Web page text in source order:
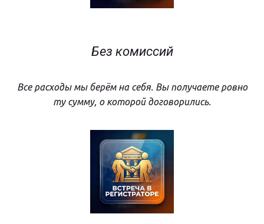
Без комиссий
Все расходы мы берём на себя. Вы получаете ровно
ту сумму, о которой договорились.